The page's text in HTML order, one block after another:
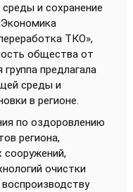
и сохранение
ТКО»,
общества от
предлагала
среды и
в регионе.
по оздоровлению
региона,
сооружений,
очистки